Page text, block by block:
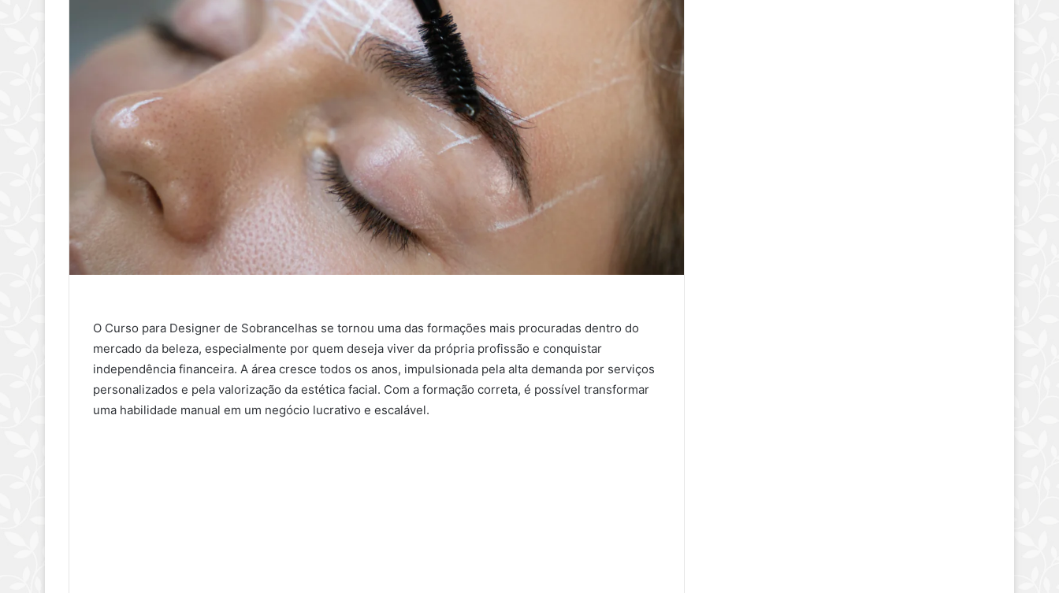
O Curso para Designer de Sobrancelhas se tornou uma das formações mais procuradas dentro do
mercado da beleza, especialmente por quem deseja viver da própria profissão e conquistar
independência financeira. A área cresce todos os anos, impulsionada pela alta demanda por serviços
personalizados e pela valorização da estética facial. Com a formação correta, é possível transformar
uma habilidade manual em um negócio lucrativo e escalável.